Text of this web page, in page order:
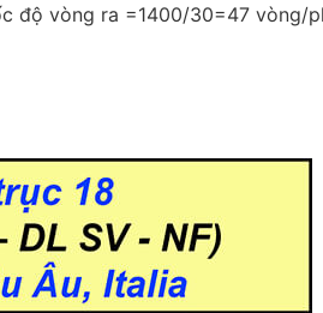
độ vòng ra =1400/30=47 vòng/